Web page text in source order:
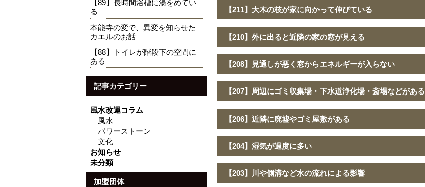
【89】長時間浴槽に湯をめてい
る
本能寺の変で、異変を知らせた
カエルのお話
【88】トイレが階段下の空間に
ある
記事カテゴリー
風水改運コラム
風水
パワーストーン
文化
お知らせ
未分類
加盟団体
【211】大木の枝が家に向かって伸びている
【210】外に出ると近隣の家の窓が見える
【208】見通しが悪く窓からエネルギーが入らない
【207】周辺にゴミ収集場・下水道浄化場・斎場などがある
【206】近隣に廃墟やゴミ屋敷がある
【204】湿気が過度に多い
【203】川や側溝など水の流れによる影響